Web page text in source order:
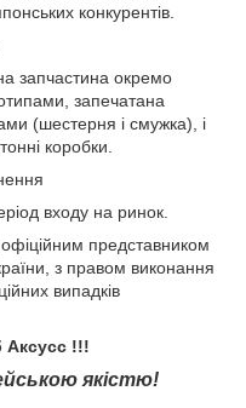
конкурентів.
запчастина окремо
запечатана
(шестерня і смужка), і
коробки.
входу на ринок.
представником
з правом виконання
випадків
!!!
якістю!